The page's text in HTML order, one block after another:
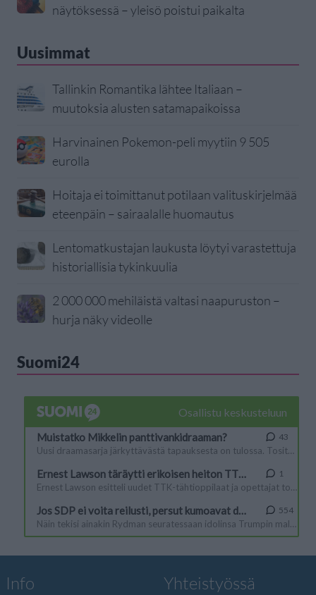
näytöksessä – yleisö poistui paikalta
Uusimmat
Tallinkin Romantika lähtee Italiaan –
muutoksia alusten satamapaikoissa
Harvinainen Pokemon-peli myytiin 9 505
eurolla
Hoitaja ei toimittanut potilaan valituskirjelmää
eteenpäin – sairaalalle huomautus
Lentomatkustajan laukusta löytyi varastettuja
historiallisia tykinkuulia
2 000 000 mehiläistä valtasi naapuruston –
hurja näky videolle
Suomi24
Info Yhteistyössä